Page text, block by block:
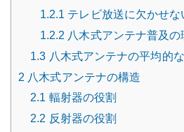
1.2.1 テレビ放送に欠かせ
1.2.2 八木式アンテナ普及の
1.3 八木式アンテナの平均的
2 八木式アンテナの構造
2.1 輻射器の役割
2.2 反射器の役割